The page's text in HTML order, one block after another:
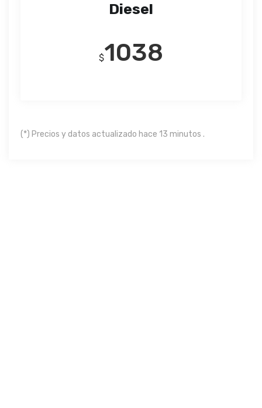
Diesel
$1038
(*) Precios y datos actualizado hace 13 minutos .